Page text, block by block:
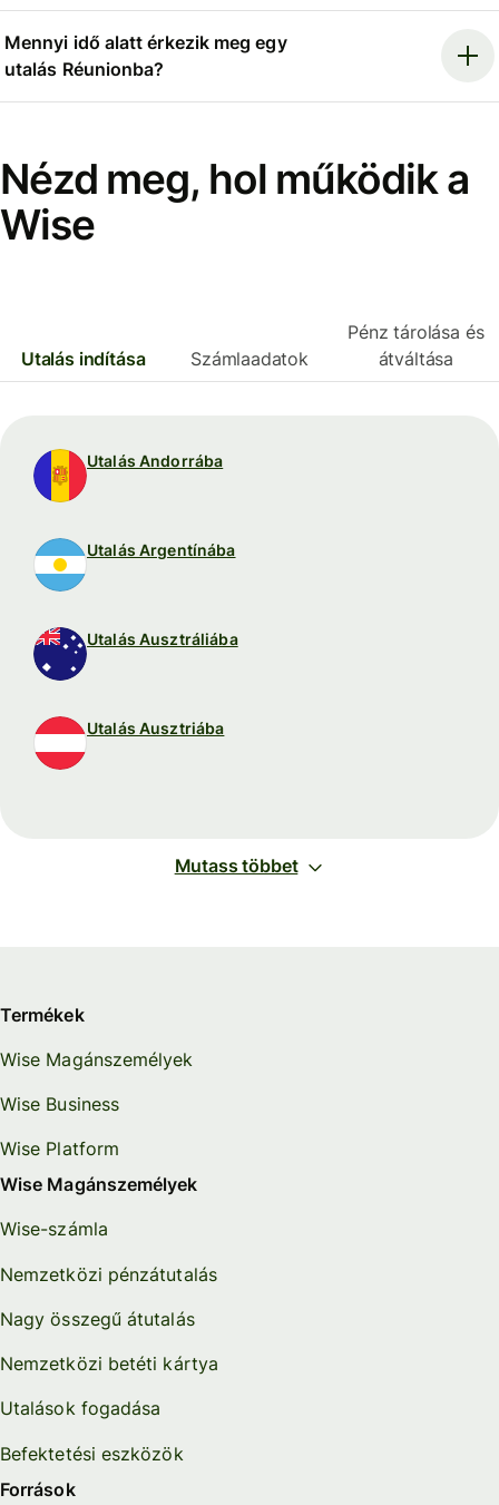
Mennyi idő alatt érkezik meg egy
utalás Réunionba?
Nézd meg, hol működik a
Wise
Utalás indítása Számlaadatok
Pénz tárolása és
átváltása
Utalás Andorrába
Utalás Argentínába
Utalás Ausztráliába
Utalás Ausztriába
Mutass többet
Termékek
Wise Magánszemélyek
Wise Business
Wise Platform
Wise Magánszemélyek
Wise-számla
Nemzetközi pénzátutalás
Nagy összegű átutalás
Nemzetközi betéti kártya
Utalások fogadása
Befektetési eszközök
Források